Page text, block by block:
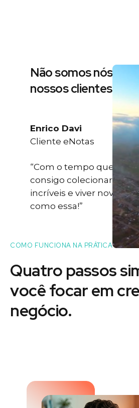
Não somos nós
nossos clientes
Enrico Davi
Cliente eNotas
“Com o tempo que eu
consigo colecionar
incríveis e viver novas
como essa!”
COMO FUNCIONA NA PRÁTICA
Quatro passos
vocêfocarem
negócio.